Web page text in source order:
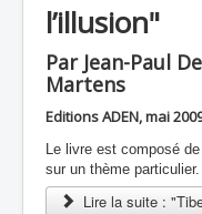
l’illusion"
Par Jean-Paul
Martens
Editions ADEN, mai
Le livre est composé
sur un thème particulier.
Lire la suite :